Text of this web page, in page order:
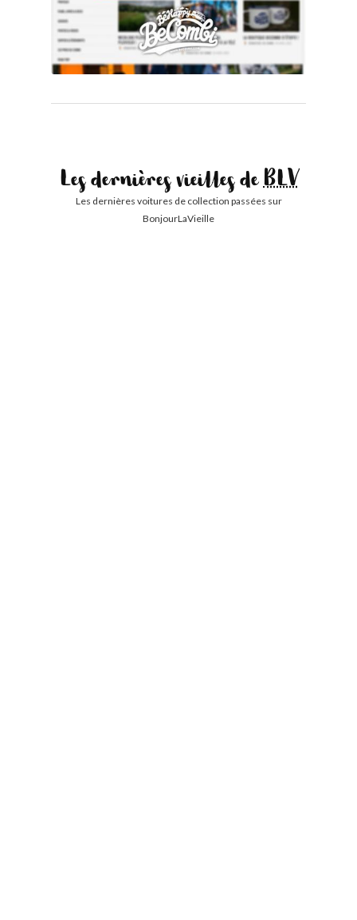
Les dernières vieilles deBLV
Les dernières voitures de collection passées sur
BonjourLaVieille